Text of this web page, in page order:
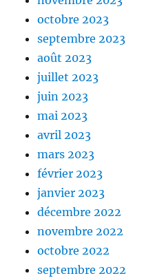
octobre 2023
septembre 2023
août 2023
juillet 2023
juin 2023
mai 2023
avril 2023
mars 2023
février 2023
janvier 2023
décembre 2022
novembre 2022
octobre 2022
septembre 2022